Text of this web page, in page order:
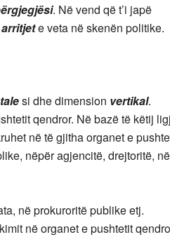
. Në vend që t’i japë
e veta në skenën politike.
si dhe dimension vertikal.
qendror. Në bazë të këtij
në të gjitha organet e
nëpër agjencitë, drejtoritë, në
në prokuroritë publike etj.
në organet e pushtetit